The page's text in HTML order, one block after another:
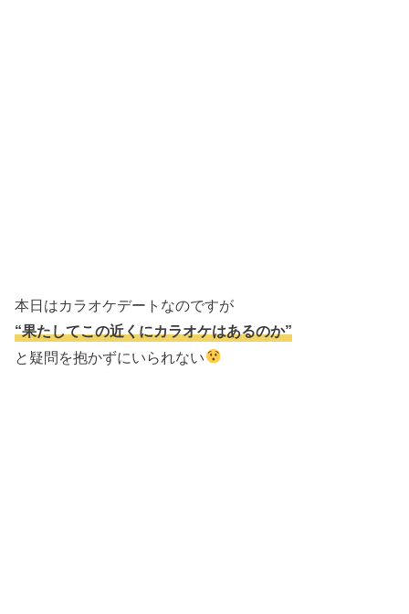
本日はカラオケデートなのですが
“果たしてこの近くにカラオケはあるのか”
と疑問を抱かずにいられない